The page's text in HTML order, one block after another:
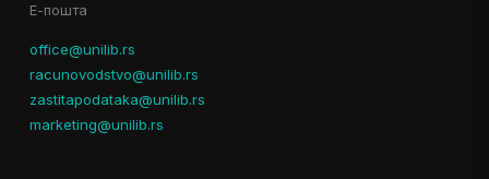
Е-пошта
office@unilib.rs
racunovodstvo@unilib.rs
zastitapodataka@unilib.rs
marketing@unilib.rs